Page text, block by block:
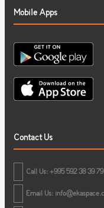
Mobile Apps
Contact Us
Call Us: +995 592 38 39 79
Email Us: